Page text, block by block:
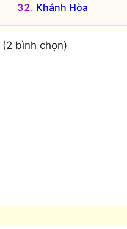
Khánh Hòa
bình chọn)